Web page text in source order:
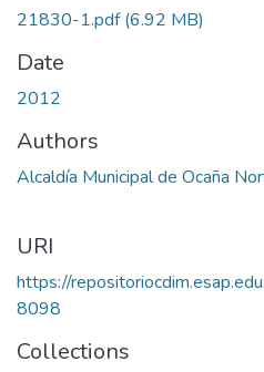
21830-1.pdf(6.92 MB)
Date
2012
Authors
Alcaldía Municipal de Ocaña
URI
https://
8098
Collections